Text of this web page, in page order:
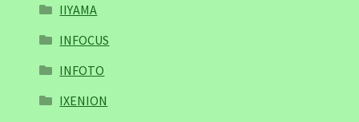
IIYAMA
INFOCUS
INFOTO
IXENION